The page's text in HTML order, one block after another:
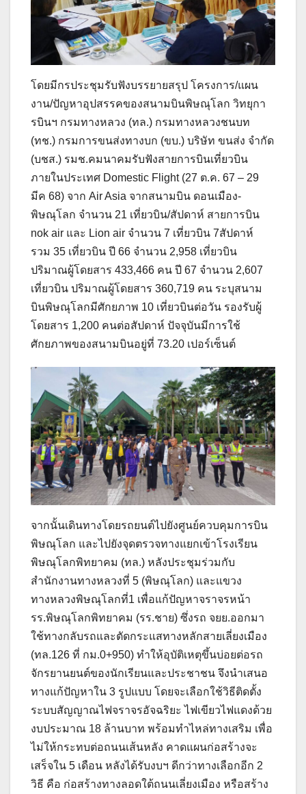
โดยมีกรประชุมรับฟังบรรยายสรุป โครงการ/แผน
งาน/ปัญหาอุปสรรคของสนามบินพิษณุโลก วิทยุกา
รบินฯ กรมทางหลวง (ทล.) กรมทางหลวงชนบท
(ทช.) กรมการขนส่งทางบก (ขบ.) บริษัท ขนส่ง จำกัด
(บชส.) รมช.คมนาคมรับฟังสายการบินเที่ยวบิน
ภายในประเทศ Domestic Flight (27 ต.ค. 67 – 29
มีค 68) จาก Air Asia จากสนามบิน ดอนเมือง-
พิษณุโลก จำนวน 21 เที่ยวบิน/สัปดาห์ สายการบิน
nok air และ Lion air จำนวน 7 เที่ยวบิน 7สัปดาห์
รวม 35 เที่ยวบิน ปี 66 จำนวน 2,958 เที่ยวบิน
ปริมาณผู้โดยสาร 433,466 คน ปี 67 จำนวน 2,607
เที่ยวบิน ปริมาณผู้โดยสาร 360,719 คน ระบุสนาม
บินพิษณุโลกมีศักยภาพ 10 เที่ยวบินต่อวัน รองรับผู้
โดยสาร 1,200 คนต่อสัปดาห์ ปัจจุบันมีการใช้
ศักยภาพของสนามบินอยู่ที่ 73.20 เปอร์เซ็นต์
จากนั้นเดินทางโดยรถยนต์ไปยังศูนย์ควบคุมการบิน
พิษณุโลก และไปยังจุดตรวจทางแยกเข้าโรงเรียน
พิษณุโลกพิทยาคม (ทล.) หลังประชุมร่วมกับ
สำนักงานทางหลวงที่ 5 (พิษณุโลก) และแขวง
ทางหลวงพิษณุโลกที่1 เพื่อแก้ปัญหาจราจรหน้า
รร.พิษณุโลกพิทยาคม (รร.ชาย) ซึ่งรถ จยย.ออกมา
ใช้ทางกลับรถและตัดกระแสทางหลักสายเลี่ยงเมือง
(ทล.126 ที่ กม.0+950) ทำให้อุบัติเหตุขึ้นบ่อยต่อรถ
จักรยานยนต์ของนักเรียนและประชาชน จึงนำเสนอ
ทางแก้ปัญหาใน 3 รูปแบบ โดยจะเลือกใช้วิธีติดตั้ง
ระบบสัญญาณไฟจราจรอัจฉริยะ ไฟเขียวไฟแดงด้วย
งบประมาณ 18 ล้านบาท พร้อมทำไหล่ทางเสริม เพื่อ
ไม่ให้กระทบต่อถนนเส้นหลัง คาดแผนก่อสร้างจะ
เสร็จใน 5 เดือน หลังได้รับงบฯ ดีกว่าทางเลือกอีก 2
วิธี คือ ก่อสร้างทางลอดใต้ถนนเลี่ยงเมือง หรือสร้าง